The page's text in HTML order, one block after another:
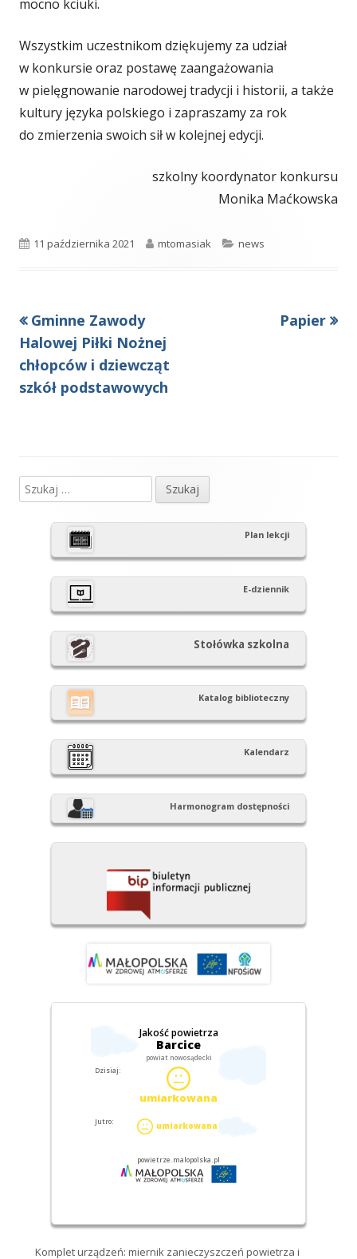
mocno kciuki.
Wszystkim uczestnikom dziękujemy za udział
w konkursie oraz postawę zaangażowania
w pielęgnowanie narodowej tradycji i historii, a także
kultury języka polskiego i zapraszamy za rok
do zmierzenia swoich sił w kolejnej edycji.
szkolny koordynator konkursu
Monika Maćkowska
Opublikowano
11 października 2021 Autor
mtomasiak Kategorie
news
Nawigacja
wpisu
Poprzedni
artykół
Gminne Zawody
Halowej Piłki Nożnej
chłopców i dziewcząt
szkół podstawowych
Następny
Papier
Główny
panel
boczny
Szukaj:
Plan lekcji
E-dziennik
Stołówka szkolna
Katalog biblioteczny
Kalendarz
Harmonogram dostępności
Komplet urządzeń: miernik zanieczyszczeń powietrza i